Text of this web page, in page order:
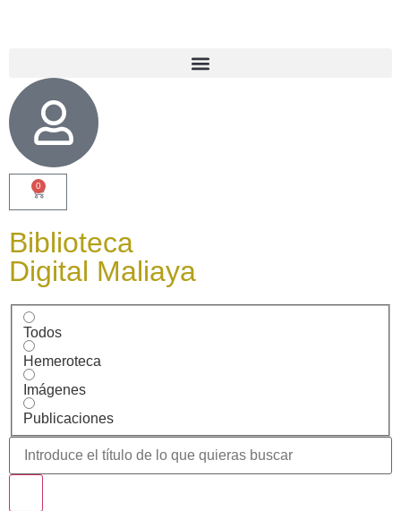
0
Biblioteca
Digital Maliaya
Todos
Hemeroteca
Imágenes
Publicaciones